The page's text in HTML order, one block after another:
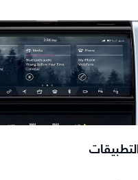
التطبيقات